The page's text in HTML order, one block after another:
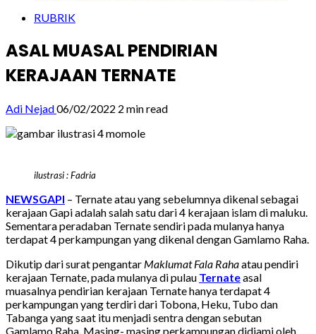
RUBRIK
ASAL MUASAL PENDIRIAN
KERAJAAN TERNATE
Adi Nejad06/02/2022 2 min read
ilustrasi : Fadria
NEWSGAPI – Ternate atau yang sebelumnya dikenal sebagai
kerajaan Gapi adalah salah satu dari 4 kerajaan islam di maluku.
Sementara peradaban Ternate sendiri pada mulanya hanya
terdapat 4 perkampungan yang dikenal dengan Gamlamo Raha.
Dikutip dari surat pengantar Maklumat Fala Rahaatau pendiri
kerajaan Ternate, pada mulanya di pulau Ternateasal
muasalnya pendirian kerajaan Ternate hanya terdapat 4
perkampungan yang terdiri dari Tobona, Heku, Tubo dan
Tabanga yang saat itu menjadi sentra dengan sebutan
Gamlamo Raha. Masing- masing perkampungan didiami oleh